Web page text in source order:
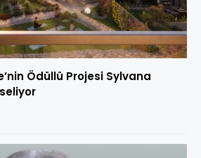
Ödüllü Projesi Sylvana